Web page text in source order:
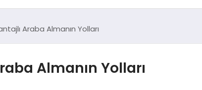
Araba Almanın Yolları
Almanın Yolları